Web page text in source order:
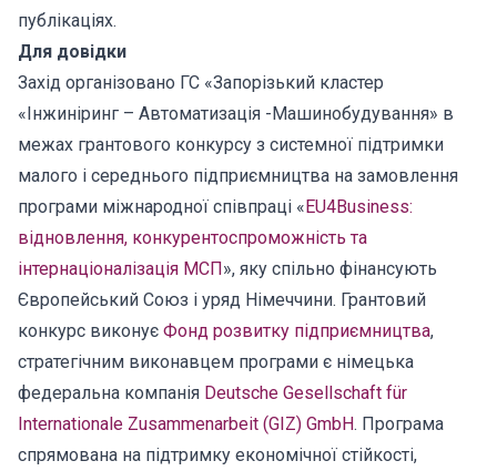
публікаціях.
Для довідки
Захід організовано ГС «Запорізький кластер
«Інжиніринг – Автоматизація -Машинобудування» в
межах грантового конкурсу з системної підтримки
малого і середнього підприємництва на замовлення
програми міжнародної співпраці «EU4Business:
відновлення, конкурентоспроможність та
інтернаціоналізація МСП», яку спільно фінансують
Європейський Союз і уряд Німеччини. Грантовий
конкурс виконує Фонд розвитку підприємництва,
стратегічним виконавцем програми є німецька
федеральна компанія Deutsche Gesellschaft für
Internationale Zusammenarbeit (GIZ) GmbH. Програма
спрямована на підтримку економічної стійкості,